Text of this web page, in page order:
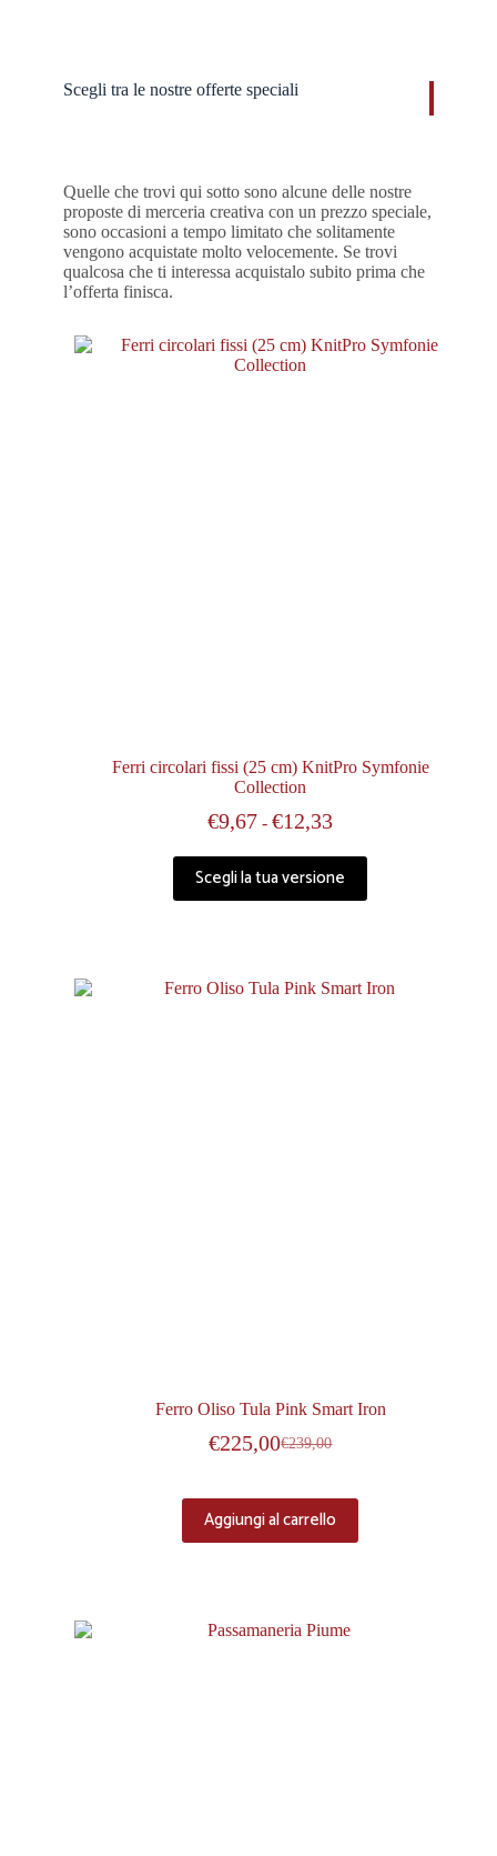
Scegli tra le nostre offerte speciali​
Quelle che trovi qui sotto sono alcune delle nostre
proposte di merceria creativa con un prezzo speciale,
sono occasioni a tempo limitato che solitamente
vengono acquistate molto velocemente. Se trovi
qualcosa che ti interessa acquistalo subito prima che
l’offerta finisca.
Ferri circolari fissi (25 cm) KnitPro Symfonie
Collection
€9,67 - €12,33
Scegli la tua versione
Ferro Oliso Tula Pink Smart Iron
€239,00
€225,00
Aggiungi al carrello